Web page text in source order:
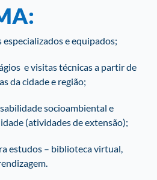
e equipados;
e visitas técnicas a partir de
da cidade e região;
socioambiental e
(atividades de extensão);
estudos – biblioteca virtual,